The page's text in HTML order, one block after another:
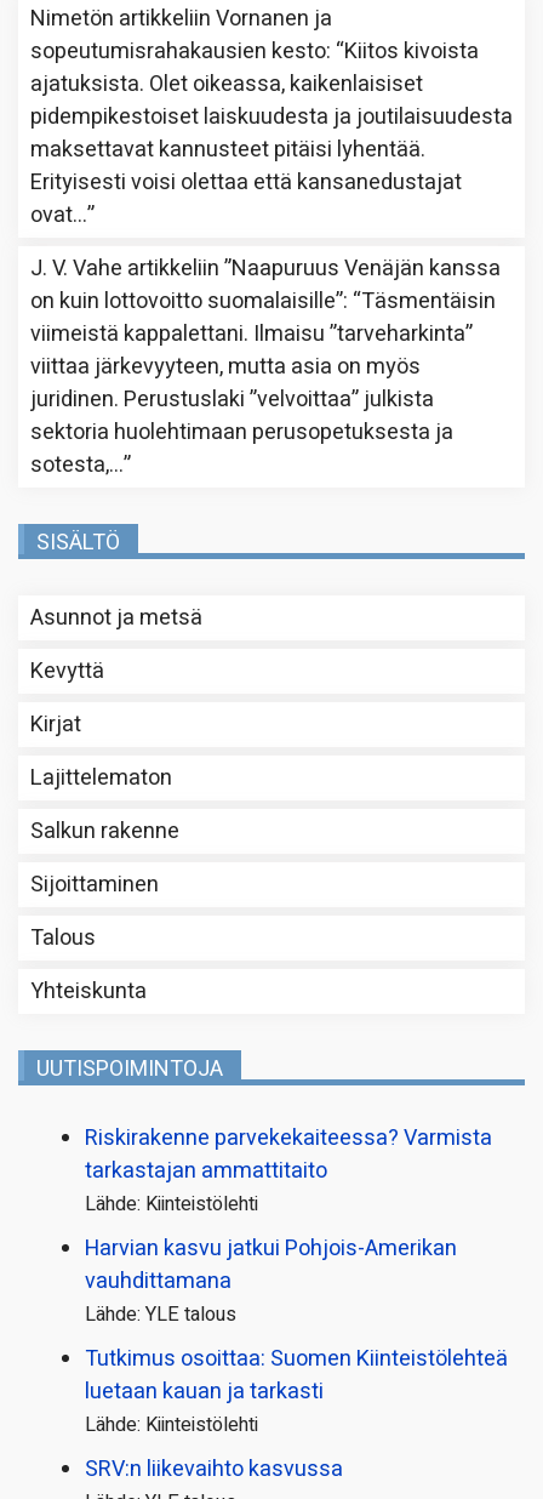
Nimetön artikkeliinVornanen ja
sopeutumisrahakausien kesto: “Kiitos kivoista
ajatuksista. Olet oikeassa, kaikenlaisiset
pidempikestoiset laiskuudesta ja joutilaisuudesta
maksettavat kannusteet pitäisi lyhentää.
Erityisesti voisi olettaa että kansanedustajat
ovat…”
J. V. Vahe artikkeliin”Naapuruus Venäjän kanssa
on kuin lottovoitto suomalaisille”: “Täsmentäisin
viimeistä kappalettani. Ilmaisu ”tarveharkinta”
viittaa järkevyyteen, mutta asia on myös
juridinen. Perustuslaki ”velvoittaa” julkista
sektoria huolehtimaan perusopetuksesta ja
sotesta,…”
SISÄLTÖ
Asunnot ja metsä
Kevyttä
Kirjat
Lajittelematon
Salkun rakenne
Sijoittaminen
Talous
Yhteiskunta
UUTISPOIMINTOJA
Riskirakenne parvekekaiteessa? Varmista
tarkastajan ammattitaito
Lähde: Kiinteistölehti
Harvian kasvu jatkui Pohjois-Amerikan
vauhdittamana
Lähde: YLE talous
Tutkimus osoittaa: Suomen Kiinteistölehteä
luetaan kauan ja tarkasti
Lähde: Kiinteistölehti
SRV:n liikevaihto kasvussa